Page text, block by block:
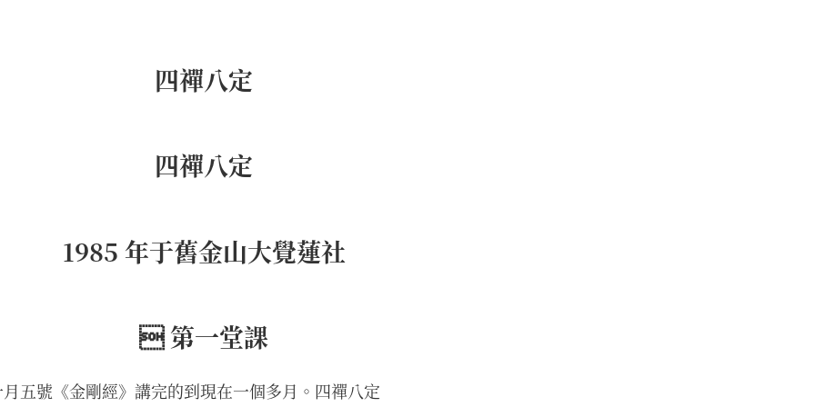
四禪八定
四禪八定
1985 年于舊金山大覺蓮社
 第一堂課
五號《金剛經》講完的到現在一個多月。四禪八定